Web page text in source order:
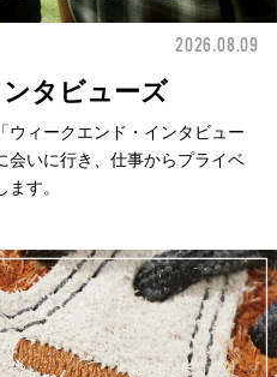
2026.08.09
タビューズ
ウィークエンド・インタビュー
会いに行き、仕事からプライベ
す。